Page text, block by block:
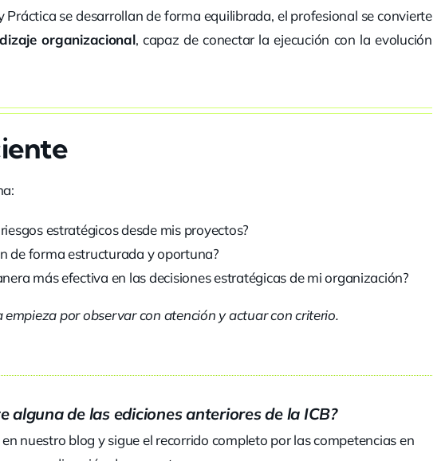
Práctica se desarrollan de forma equilibrada, el profesional se convierte
organizacional, capaz de conectar la ejecución con la evolución
estratégicos desde mis proyectos?
de forma estructurada y oportuna?
más efectiva en las decisiones estratégicas de mi organización?
por observar con atención y actuar con criterio.
alguna de las ediciones anteriores de la ICB?
nuestro blog y sigue el recorrido completo por las competencias en